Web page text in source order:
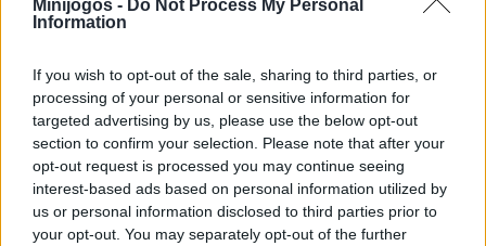
Minijogos - Do Not Process My Personal
Information
If you wish to opt-out of the sale, sharing to third parties, or
processing of your personal or sensitive information for
targeted advertising by us, please use the below opt-out
section to confirm your selection. Please note that after your
opt-out request is processed you may continue seeing
interest-based ads based on personal information utilized by
us or personal information disclosed to third parties prior to
your opt-out. You may separately opt-out of the further
Terás um máximo de cinco dias para recomeçar o
pesadelo se o jogador for capturado, aumentando a
Utiliza as portas em teu benefício não só para bloquear a
passagem, mas também como ferramentas de distração tática.
Se precisares de aceder a uma área vigiada, deixa cair um objeto
ruidoso numa sala distante e fecha suavemente a porta; isto
atrairá os inimigos para esse local, dando-te alguns segundos
preciosos de silêncio para procurares na área oposta sem
seres detectado.